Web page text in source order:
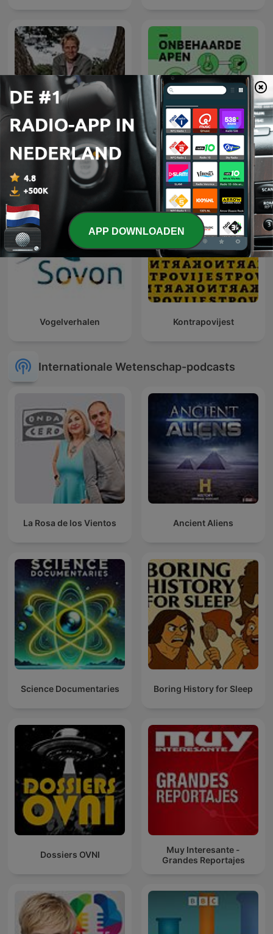
Vroege Vogels NRC Onbehaarde Apen
Vogelverhalen Kontrapovijest
Internationale Wetenschap-podcasts
La Rosa de los Vientos Ancient Aliens
Science Documentaries Boring History for Sleep
Dossiers OVNI
Muy Interesante -
Grandes Reportajes
APP DOWNLOADEN